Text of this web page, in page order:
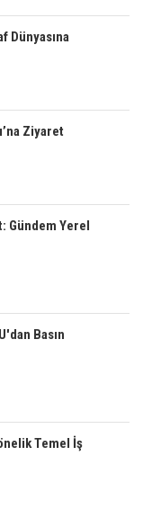
Dünyasına
Ziyaret
Gündem Yerel
Basın
Temel İş